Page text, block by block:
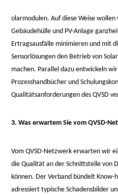
osteopathe-
nyon-
cabinet-
monney
olarmodulen. Auf diese Weise
Gebäudehülle und PV-Anlage
Ertragsausfälle minimieren und mit
Sensorlösungen den Betrieb von
machen. Parallel dazu entwickeln
Prozesshandbücher und
Qualitätsanforderungen des QVSD
3. Was erwartem Sie vom QVSD-
Vom QVSD-Netzwerk erwarten wir
die Qualität an der Schnittstelle von
können. Der Verband bündelt Know-
adressiert typische Schadensbilder